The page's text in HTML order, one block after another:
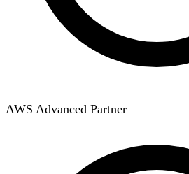
AWS Advanced Partner